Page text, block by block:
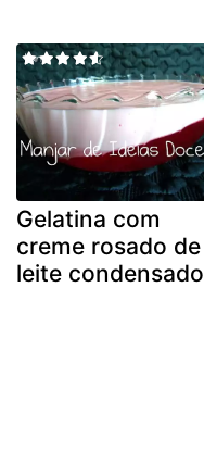
Gelatina com
creme rosado de
leite condensado